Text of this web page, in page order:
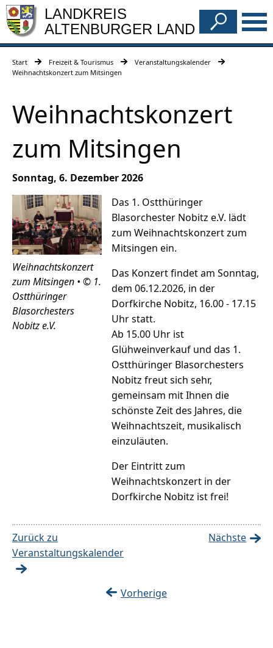
LANDKREIS
ALTENBURGER LAND
Start Freizeit & Tourismus
Veranstaltungskalender
Weihnachtskonzert zum Mitsingen
Weihnachtskonzert
zum Mitsingen
Sonntag, 6. Dezember 2026
Weihnachtskonzert
zum Mitsingen • © 1.
Ostthüringer
Blasorchesters
Nobitz e.V.
Das 1. Ostthüringer
Blasorchester Nobitz e.V. lädt
zum Weihnachtskonzert zum
Mitsingen ein.
Das Konzert findet am Sonntag,
dem 06.12.2026, in der
Dorfkirche Nobitz, 16.00 - 17.15
Uhr statt.
Ab 15.00 Uhr ist
Glühweinverkauf und das 1.
Ostthüringer Blasorchesters
Nobitz freut sich sehr,
gemeinsam mit Ihnen die
schönste Zeit des Jahres, die
Weihnachtszeit, musikalisch
einzuläuten.
Der Eintritt zum
Weihnachtskonzert in der
Dorfkirche Nobitz ist frei!
Vorherige
Zurück zu
Veranstaltungskalender
Nächste